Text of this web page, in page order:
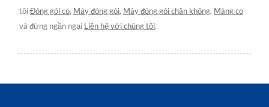
tôiĐóng gói co, Máy đóng gói, Máy đóng gói chân không, Màng co
và đừng ngần ngại Liên hệ với chúng tôi.